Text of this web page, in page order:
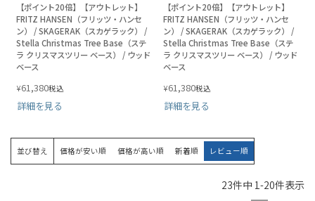
【ポイント20倍】【アウトレット】
FRITZ HANSEN（フリッツ・ハンセ
ン） / SKAGERAK（スカゲラック） /
Stella Christmas Tree Base（ステ
ラ クリスマスツリー ベース） / ウッド
ベース
¥61,380税込
詳細を見る
【ポイント20倍】【アウトレット】
FRITZ HANSEN（フリッツ・ハンセ
ン） / SKAGERAK（スカゲラック） /
Stella Christmas Tree Base（ステ
ラ クリスマスツリー ベース） / ウッド
ベース
¥61,380税込
詳細を見る
並び替え 価格が安い順 価格が高い順 新着順 レビュー順
23件中 1-20件表示